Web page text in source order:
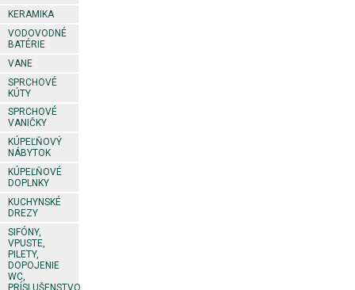
KERAMIKA
VODOVODNÉ
BATÉRIE
VANE
SPRCHOVÉ
KÚTY
SPRCHOVÉ
VANIČKY
KÚPEĽŇOVÝ
NÁBYTOK
KÚPEĽŇOVÉ
DOPLNKY
KUCHYNSKÉ
DREZY
SIFÓNY,
VPUSTE,
PILETY,
DOPOJENIE
WC,
PRÍSLUŠENSTVO